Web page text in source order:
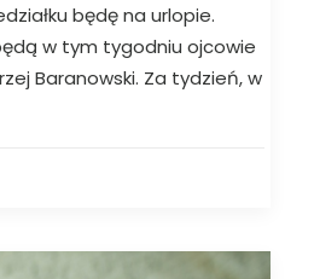
będę na urlopie.
w tym tygodniu ojcowie
Baranowski. Za tydzień, w